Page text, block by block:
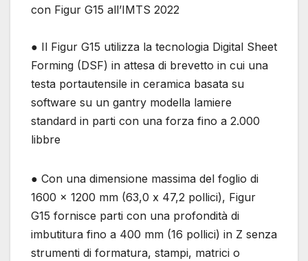
con Figur G15 all’IMTS 2022
● Il Figur G15 utilizza la tecnologia Digital Sheet
Forming (DSF) in attesa di brevetto in cui una
testa portautensile in ceramica basata su
software su un gantry modella lamiere
standard in parti con una forza fino a 2.000
libbre
● Con una dimensione massima del foglio di
1600 x 1200 mm (63,0 x 47,2 pollici), Figur
G15 fornisce parti con una profondità di
imbutitura fino a 400 mm (16 pollici) in Z senza
strumenti di formatura, stampi, matrici o